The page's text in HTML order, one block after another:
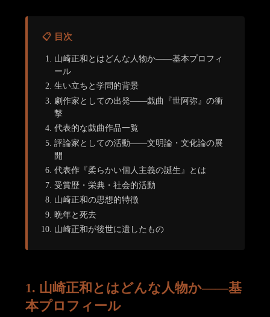
📋 目次
山崎正和とはどんな人物か――基本プロフィ
ール
生い立ちと学問的背景
劇作家としての出発――戯曲『世阿弥』の衝
撃
代表的な戯曲作品一覧
評論家としての活動――文明論・文化論の展
開
代表作『柔らかい個人主義の誕生』とは
受賞歴・栄典・社会的活動
山崎正和の思想的特徴
晩年と死去
山崎正和が後世に遺したもの
1. 山崎正和とはどんな人物か――基
本プロフィール